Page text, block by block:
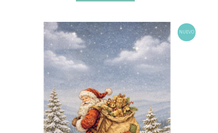
NUEVO